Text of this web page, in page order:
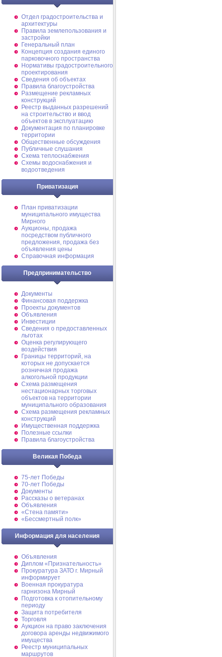
Отдел градостроительства и
архитектуры
Правила землепользования и
застройки
Генеральный план
Концепция создания единого
парковочного пространства
Нормативы градостроительного
проектирования
Сведения об объектах
Правила благоустройства
Размещение рекламных
конструкций
Реестр выданных разрешений
на строительство и ввод
объектов в эксплуатацию
Документация по планировке
территории
Общественные обсуждения
Публичные слушания
Схема теплоснабжения
Схемы водоснабжения и
водоотведения
Приватизация
План приватизации
муниципального имущества
Мирного
Аукционы, продажа
посредством публичного
предложения, продажа без
объявления цены
Справочная информация
Предпринимательство
Документы
Финансовая поддержка
Проекты документов
Объявления
Инвестиции
Сведения о предоставленных
льготах
Оценка регулирующего
воздействия
Границы территорий, на
которых не допускается
розничная продажа
алкогольной продукции
Схема размещения
нестационарных торговых
объектов на территории
муниципального образования
Схема размещения рекламных
конструкций
Имущественная поддержка
Полезные ссылки
Правила благоустройства
Великая Победа
75-лет Победы
70-лет Победы
Документы
Рассказы о ветеранах
Объявления
«Стена памяти»
«Бессмертный полк»
Информация для населения
Объявления
Диплом «Признательность»
Прокуратура ЗАТО г. Мирный
информирует
Военная прокуратура
гарнизона Мирный
Подготовка к отопительному
периоду
Защита потребителя
Торговля
Аукцион на право заключения
договора аренды недвижимого
имущества
Реестр муниципальных
маршрутов